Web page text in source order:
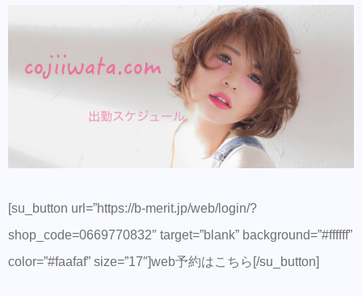
[su_button url=”https://b-merit.jp/web/login/?
shop_code=0669770832″ target=”blank” background=”#ffffff”
color=”#faafaf” size=”17″]web予約はこちら[/su_button]